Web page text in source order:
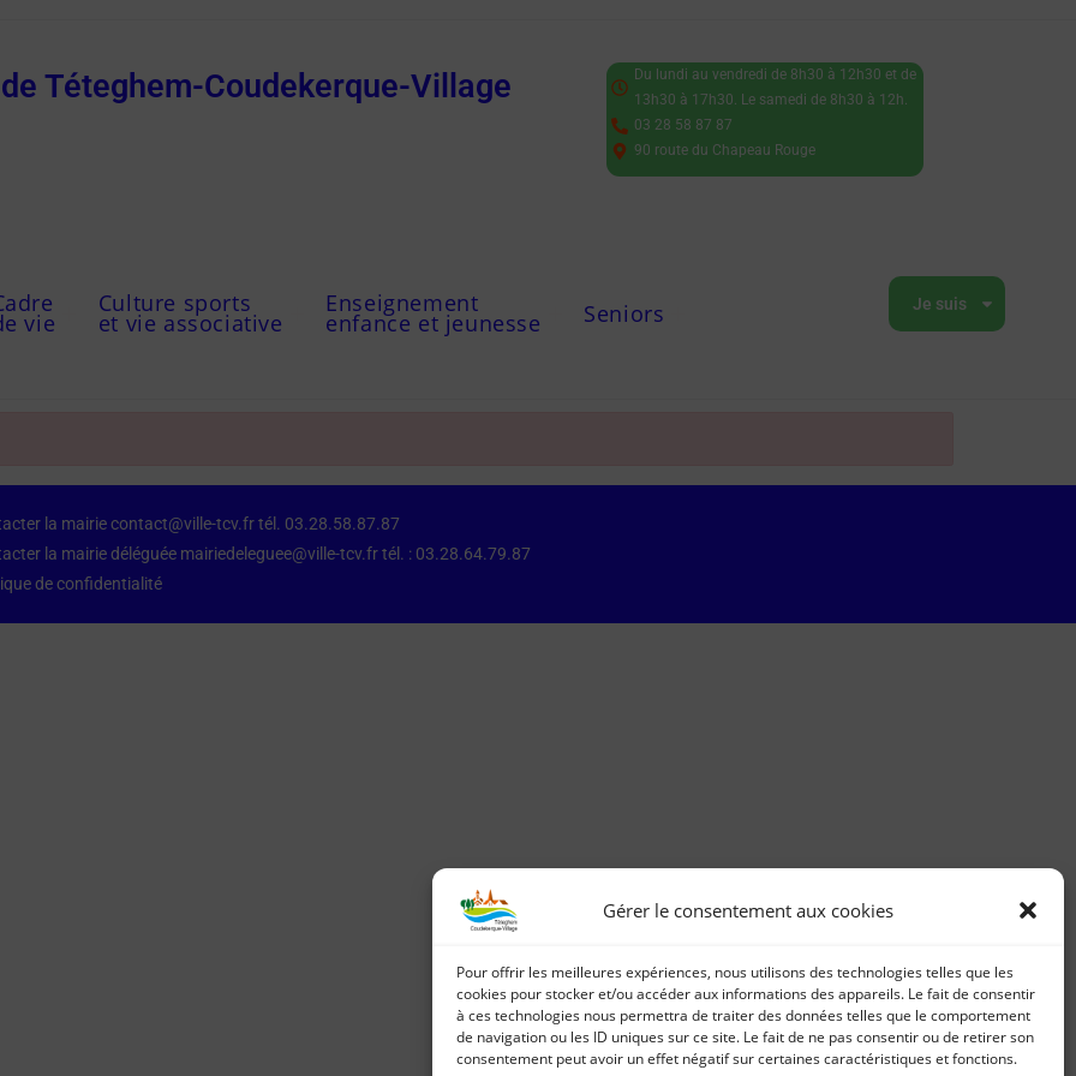
Gérer le consentement aux cookies
Pour offrir les meilleures expériences, nous utilisons des technologies telles que les
cookies pour stocker et/ou accéder aux informations des appareils. Le fait de consentir
à ces technologies nous permettra de traiter des données telles que le comportement
de navigation ou les ID uniques sur ce site. Le fait de ne pas consentir ou de retirer son
consentement peut avoir un effet négatif sur certaines caractéristiques et fonctions.
Téteghem-Coudekerque-Village
Du lundi au vendredi de 8h30 à 12h30 et de
13h30 à 17h30. Le samedi de 8h30 à 12h.
03 28 58 87 87
90 route du Chapeau Rouge
vie
Culture sports
et vie associative
Enseignement
enfance et jeunesse Seniors Je suis
la mairie contact@ville-tcv.fr tél. 03.28.58.87.87
la mairie déléguée mairiedeleguee@ville-tcv.fr tél. : 03.28.64.79.87
de confidentialité